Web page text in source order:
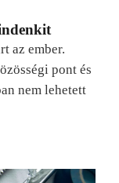
az ember.
pont és
nem lehetett